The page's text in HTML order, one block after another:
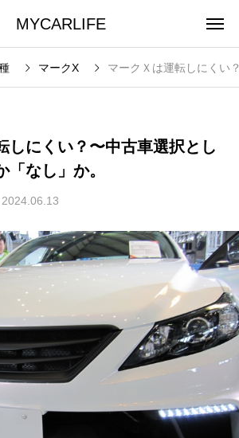
MYCARLIFE
マークX マークＸは運転しにくい
しにくい？〜中古車選択とし
なし」か。
2024.06.13